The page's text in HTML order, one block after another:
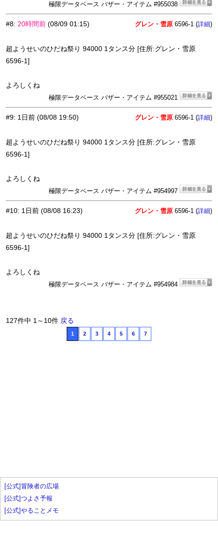
極限データベース バザー・アイテム #955038
#8: 20時間前 (08/09 01:15) グレン・雪原 6596-1 (詳細)
超ようせいのひだね祭り 94000 1タンス分 [住所:グレン・雪原
6596-1]
よろしくね
極限データベース バザー・アイテム #955021
#9: 1日前 (08/08 19:50) グレン・雪原 6596-1 (詳細)
超ようせいのひだね祭り 94000 1タンス分 [住所:グレン・雪原
6596-1]
よろしくね
極限データベース バザー・アイテム #954997
#10: 1日前 (08/08 16:23) グレン・雪原 6596-1 (詳細)
超ようせいのひだね祭り 94000 1タンス分 [住所:グレン・雪原
6596-1]
よろしくね
極限データベース バザー・アイテム #954984
127件中 1～10件 戻る
1 2 3 4 5 6 7
[公式]冒険者の広場
[公式]つよさ予報
[公式]やることメモ